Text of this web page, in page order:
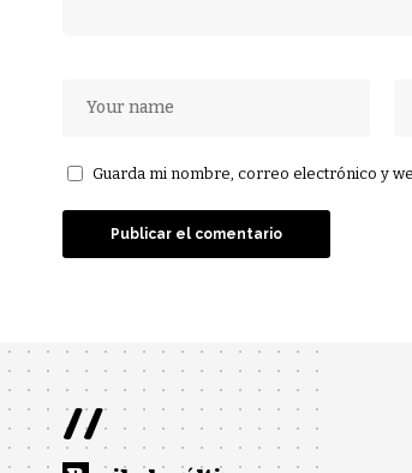
Guarda mi nombre, correo electrónico y
//